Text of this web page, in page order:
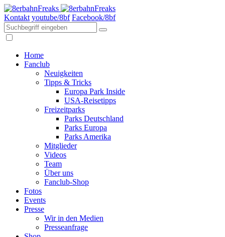
Kontakt youtube/8bf Facebook/8bf
Home
Fanclub
Neuigkeiten
Tipps & Tricks
Europa Park Inside
USA-Reisetipps
Freizeitparks
Parks Deutschland
Parks Europa
Parks Amerika
Mitglieder
Videos
Team
Über uns
Fanclub-Shop
Fotos
Events
Presse
Wir in den Medien
Presseanfrage